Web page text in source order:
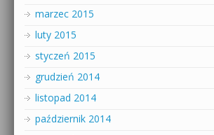
marzec 2015
luty 2015
styczeń 2015
grudzień 2014
listopad 2014
październik 2014